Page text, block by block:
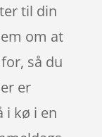
til din
om at
så du
er
i kø i en